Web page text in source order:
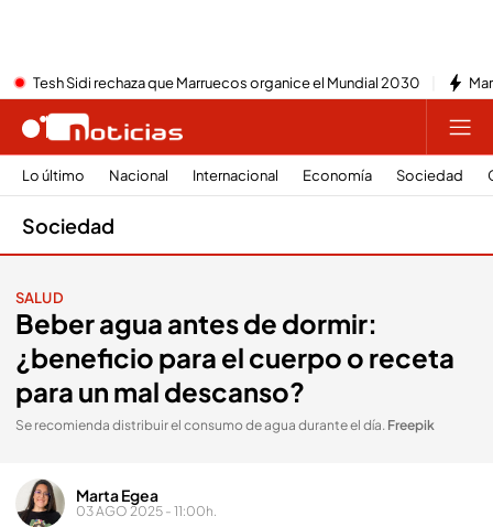
Tesh Sidi rechaza que Marruecos organice el Mundial 2030
Lo último Nacional Internacional Economía Sociedad
Sociedad
SALUD
Beber agua antes de dormir:
¿beneficio para el cuerpo o receta
para un mal descanso?
Se recomienda distribuir el consumo de agua durante el día. Freepik
Marta Egea
03 AGO 2025 - 11:00h.